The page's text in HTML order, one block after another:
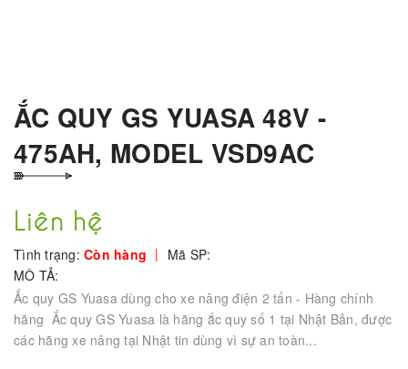
ẮC QUY GS YUASA 48V -
475AH, MODEL VSD9AC
Liên hệ
Tình trạng: Còn hàng | Mã SP:
MÔ TẢ:
Ắc quy GS Yuasa dùng cho xe nâng điện 2 tấn - Hàng chính
hãng Ắc quy GS Yuasa là hãng ắc quy số 1 tại Nhật Bản, được
các hãng xe nâng tại Nhật tin dùng vì sự an toàn...